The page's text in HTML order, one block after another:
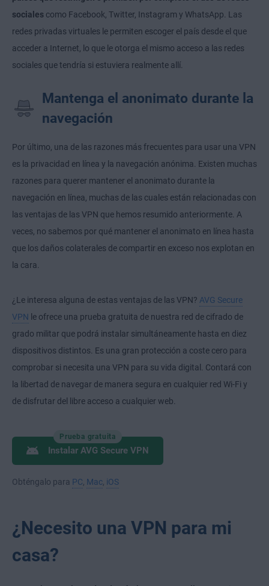
sociales como Facebook, Twitter, Instagram y WhatsApp. Las
redes privadas virtuales le permiten escoger el país desde el que
acceder a Internet, lo que le otorga el mismo acceso a las redes
sociales que tendría si estuviera realmente allí.
Mantenga el anonimato durante la
navegación
Por último, una de las razones más frecuentes para usar una VPN
es la privacidad en línea y la navegación anónima. Existen muchas
razones para querer mantener el anonimato durante la
navegación en línea, muchas de las cuales están relacionadas con
las ventajas de las VPN que hemos resumido anteriormente. A
veces, no sabemos por qué mantener el anonimato en línea hasta
que los daños colaterales de compartir en exceso nos explotan en
la cara.
¿Le interesa alguna de estas ventajas de las VPN? AVG Secure
VPN le ofrece una prueba gratuita de nuestra red de cifrado de
grado militar que podrá instalar simultáneamente hasta en diez
dispositivos distintos. Es una gran protección a coste cero para
comprobar si necesita una VPN para su vida digital. Contará con
la libertad de navegar de manera segura en cualquier red Wi-Fi y
de disfrutar del libre acceso a cualquier web.
Prueba gratuita
Instalar AVG Secure VPN
Obténgalo para PC, Mac, iOS
¿Necesito una VPN para mi
casa?